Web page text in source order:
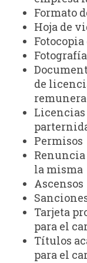
Formato
Hoja de
de
Permisos
la misma
Ascensos
Tarjeta
para el
Títulos
para el